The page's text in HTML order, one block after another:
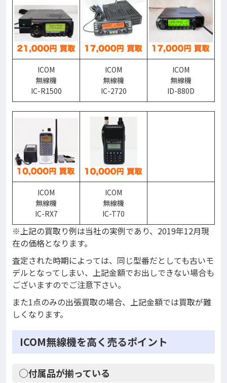
ICOM
無線機
IC-R1500
ICOM
無線機
IC-2720
ICOM
無線機
ID-880D
ICOM
無線機
IC-RX7
ICOM
無線機
IC-T70
※上記の買取り例は当社の実例であり、2019年12月現
在の価格となります。
査定された時期によっては、同じ型番だとしても古いモ
デルとなってしまい、上記金額でお出しできない場合も
ございますのでご注意下さい。
また1点のみの出張買取の場合、上記金額では買取が難
しくなります。
ICOM無線機を高く売るポイント
◯付属品が揃っている